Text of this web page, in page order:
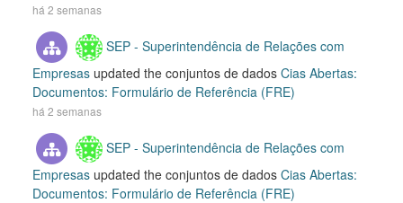
há 2 semanas
SEP - Superintendência de Relações com
Empresas updated the conjuntos de dados Cias Abertas:
Documentos: Formulário de Referência (FRE)
há 2 semanas
SEP - Superintendência de Relações com
Empresas updated the conjuntos de dados Cias Abertas:
Documentos: Formulário de Referência (FRE)